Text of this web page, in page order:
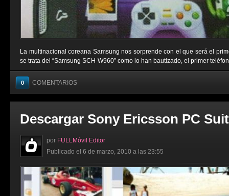
La multinacional coreana Samsung nos sorprende con el que será el
se trata del “Samsung SCH-W960” como lo han bautizado, el primer
0 COMENTARIOS
Descargar Sony Ericsson PC
por FULLMóvil Editor
Publicado el 6 de marzo, 2010 a las 23:55